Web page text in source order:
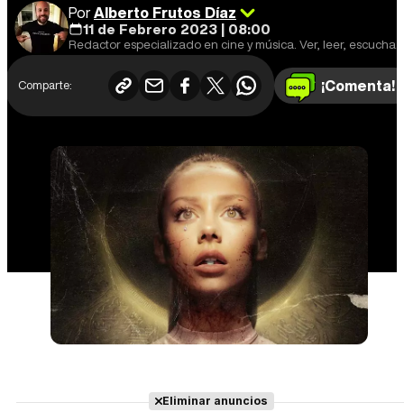
PorAlberto Frutos Díaz
11 de Febrero 2023 | 08:00
Comparte: ¡Comenta!
Eliminar anuncios